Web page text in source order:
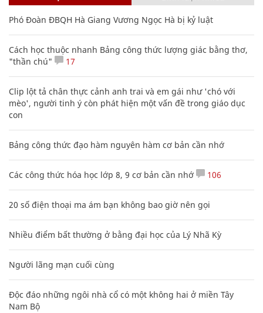
Phó Đoàn ĐBQH Hà Giang Vương Ngọc Hà bị kỷ luật
Cách học thuộc nhanh Bảng công thức lượng giác bằng thơ,
"thần chú"
17
Clip lột tả chân thực cảnh anh trai và em gái như 'chó với
mèo', người tinh ý còn phát hiện một vấn đề trong giáo dục
con
Bảng công thức đạo hàm nguyên hàm cơ bản cần nhớ
Các công thức hóa học lớp 8, 9 cơ bản cần nhớ 106
20 số điện thoại ma ám bạn không bao giờ nên gọi
Nhiều điểm bất thường ở bằng đại học của Lý Nhã Kỳ
Người lãng mạn cuối cùng
Độc đáo những ngôi nhà cổ có một không hai ở miền Tây
Nam Bộ